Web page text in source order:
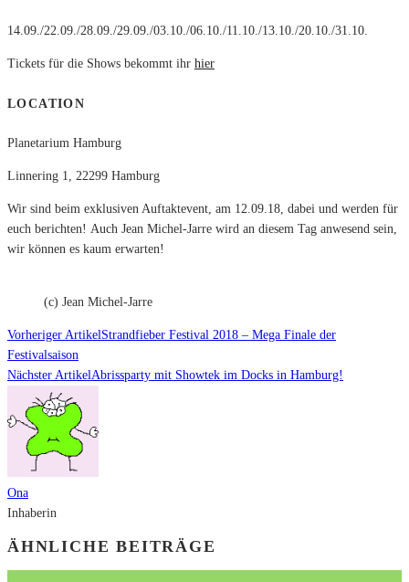
14.09./22.09./28.09./29.09./03.10./06.10./11.10./13.10./20.10./31.10.
Tickets für die Shows bekommt ihr hier
LOCATION
Planetarium Hamburg
Linnering 1, 22299 Hamburg
Wir sind beim exklusiven Auftaktevent, am 12.09.18, dabei und werden für
euch berichten! Auch Jean Michel-Jarre wird an diesem Tag anwesend sein,
wir können es kaum erwarten!
(c) Jean Michel-Jarre
Vorheriger Artikel Strandfieber Festival 2018 – Mega Finale der
Festivalsaison
Nächster Artikel Abrissparty mit Showtek im Docks in Hamburg!
Ona
Inhaberin
ÄHNLICHE BEITRÄGE